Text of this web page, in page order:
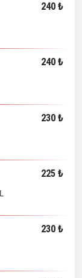
240 ₺
240 ₺
230 ₺
225 ₺
230 ₺